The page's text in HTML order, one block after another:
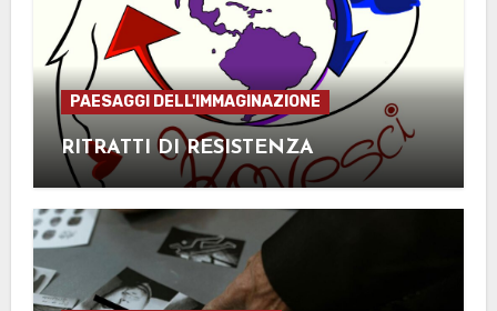
PAESAGGI DELL'IMMAGINAZIONE
RITRATTI DI RESISTENZA